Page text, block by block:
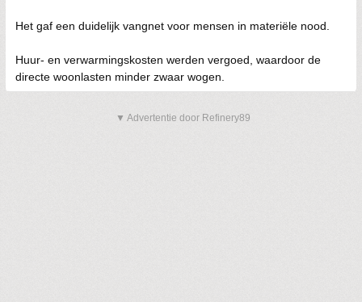
Het gaf een duidelijk vangnet voor mensen in materiële nood.
Huur- en verwarmingskosten werden vergoed, waardoor de
directe woonlasten minder zwaar wogen.
▼ Advertentie door Refinery89